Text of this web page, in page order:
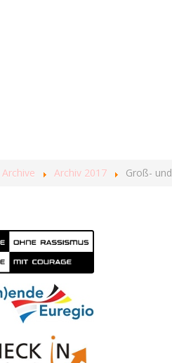
Archive Archiv 2017 Groß-